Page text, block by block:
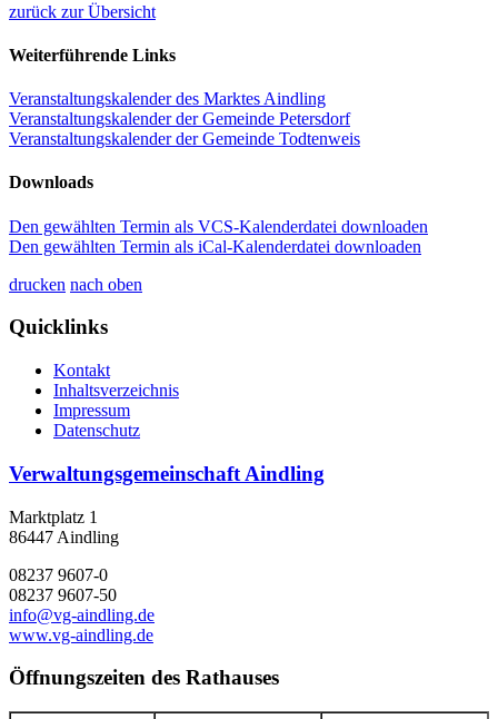
zurück zur Übersicht
Weiterführende Links
Veranstaltungskalender des Marktes Aindling
Veranstaltungskalender der Gemeinde Petersdorf
Veranstaltungskalender der Gemeinde Todtenweis
Downloads
Den gewählten Termin als VCS-Kalenderdatei downloaden
Den gewählten Termin als iCal-Kalenderdatei downloaden
drucken nach oben
Quicklinks
Kontakt
Inhaltsverzeichnis
Impressum
Datenschutz
Verwaltungsgemeinschaft Aindling
Marktplatz 1
86447 Aindling
08237 9607-0
08237 9607-50
info@vg-aindling.de
www.vg-aindling.de
Öffnungszeiten des Rathauses